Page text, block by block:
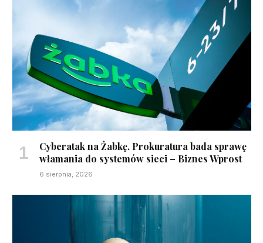
Cyberatak na Żabkę. Prokuratura bada sprawę
włamania do systemów sieci – Biznes Wprost
6 sierpnia, 2026